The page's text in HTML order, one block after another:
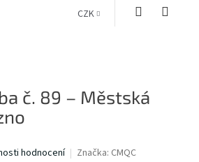
CZK
č. 89 – Městská
hodnocení Značka: CMQC